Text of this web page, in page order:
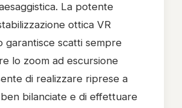
La potente
ottica VR
garantisce scatti sempre
lo zoom ad escursione
di realizzare riprese a
bilanciate e di effettuare